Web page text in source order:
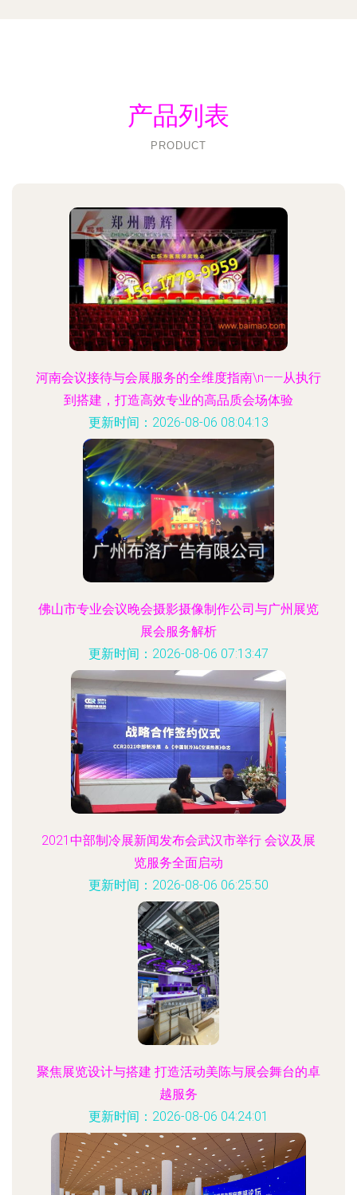
产品列表
PRODUCT
河南会议接待与会展服务的全维度指南\n——从执行
到搭建，打造高效专业的高品质会场体验
更新时间：2026-08-06 08:04:13
佛山市专业会议晚会摄影摄像制作公司与广州展览
展会服务解析
更新时间：2026-08-06 07:13:47
2021中部制冷展新闻发布会武汉市举行 会议及展
览服务全面启动
更新时间：2026-08-06 06:25:50
聚焦展览设计与搭建 打造活动美陈与展会舞台的卓
越服务
更新时间：2026-08-06 04:24:01